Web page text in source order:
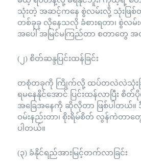
သုံးတဲ့ အဆင့်ကနေ စွဲလမ်းလို့ သုံးဖြစ်
တစ်ခုခု လိုနေသလို ခံစားရတာ၊ စွဲလ
အပေါ် အမြင်မကြည်တာ စတာတွေ အ
(၂) စိတ်ဆန္ဒပြင်းထန်ခြင်း
တစုံတခုကို ကြိုက်လို့ ထပ်တလဲလဲသုံးခြင်
ရမနေနိုင်အောင် ပြင်းထန်လာပြီး စိတ်
အခြေအနေကို ဆိုလိုတာ ဖြစ်ပါတယ်။
ဝမ်းနည်းတာ၊ စိုးရိမ်စိတ် လွန်ကဲတာတွ
ပါတယ်။
(၃) ခံနိုင်ရည်အားမြင့်တက်လာခြင်း